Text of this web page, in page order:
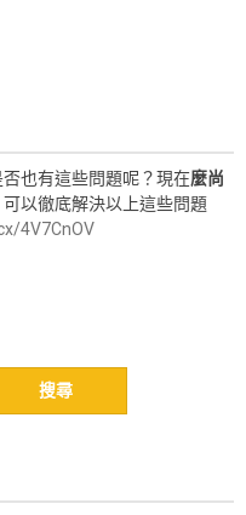
也有這些問題呢？現在麼尚
以徹底解決以上這些問題
4V7CnOV